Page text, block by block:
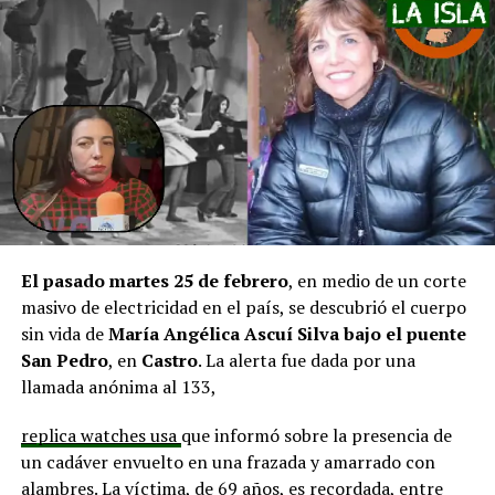
pero que se ha solicitado priorizar proyectos que estén
en línea con una disminución de los montos disponibles,
agregando que en su comuna tienen iniciativas
aprobadas que aún esperan financiamiento, como la
infraestructura del Club Deportivo Bernardo O’Higgins
y el cierre perimetral del Club Deportivo Aucar, obras
fundamentales para el desarrollo comunitario.
El alcalde de Quemchi, Javier Ugarte, expresó una
situación similar, señalando que en su comuna tienen
proyectos elegibles tanto en PMU como en PMB, pero
que hasta la fecha no han recibido respuesta clara sobre
si se entregarán los recursos.“Preocupa esta situación,
estos son proyectos que vienen trabajándose desde
hace tiempo y que hoy están en riesgo por la falta de
En la comuna deCuraco de Vélez, la alcaldesa Javiera
Yáñezindicó que históricamente la Subdere ha apoyado
El pasado martes 25 de febrero, en medio de un corte
masivo de electricidad en el país, se descubrió el cuerpo
sin vida deMaría Angélica Ascuí Silvabajo el puente
San Pedro, en Castro. La alerta fue dada por una
llamada anónima al 133,
replica watches usa que informó sobre la presencia de
un cadáver envuelto en una frazada y amarrado con
alambres. La víctima, de 69 años, es recordada, entre